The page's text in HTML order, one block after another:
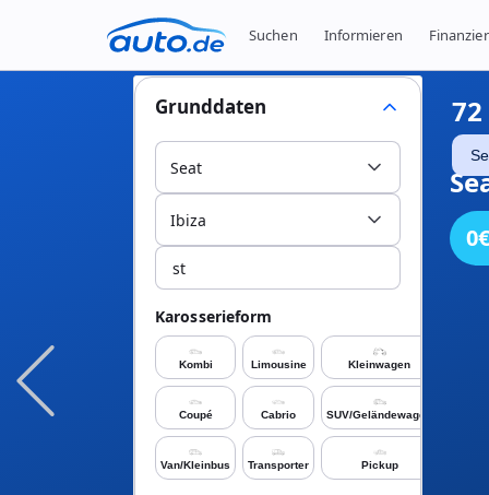
Suchen Informieren
72
Grunddaten
Seat
Ibiza
Karosserieform
Kombi Limousine Kleinwagen
Coupé Cabrio SUV/Geländewagen
Van/Kleinbus Transporter Pickup